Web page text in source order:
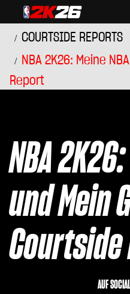
COURTSIDE REPORTS
NBA 2K26: Meine
Report
NBA
und Mein
AUF